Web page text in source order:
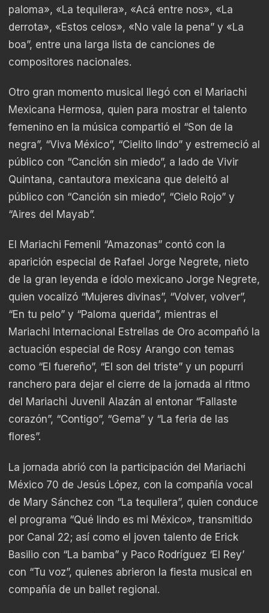
paloma», «La tequilera», «Acá entre nos», «La
derrota», «Estos celos», «No vale la pena” y «La
boa”, entre una larga lista de canciones de
compositores nacionales.
Otro gran momento musical llegó con el Mariachi
Mexicana Hermosa, quien para mostrar el talento
femenino en la música compartió el “Son de la
negra”, “Viva México”, “Cielito lindo” y estremeció al
público con “Canción sin miedo”, a lado de Vivir
Quintana, cantautora mexicana que deleitó al
público con “Canción sin miedo”, “Cielo Rojo” y
“Aires del Mayab”.
El Mariachi Femenil “Amazonas” contó con la
aparición especial de Rafael Jorge Negrete, nieto
de la gran leyenda e ídolo mexicano Jorge Negrete,
quien vocalizó “Mujeres divinas”, “Volver, volver”,
“En tu pelo” y “Paloma querida”, mientras el
Mariachi Internacional Estrellas de Oro acompañó la
actuación especial de Rosy Arango con temas
como “El fuereño”, “El son del triste” y un popurri
ranchero para dejar el cierre de la jornada al ritmo
del Mariachi Juvenil Alazán al entonar “Fallaste
corazón”, “Contigo”, “Gema” y “La feria de las
flores”.
La jornada abrió con la participación del Mariachi
México 70 de Jesús López, con la compañía vocal
de Mary Sánchez con “La tequilera”, quien conduce
el programa “Qué lindo es mi México», transmitido
por Canal 22; así como el joven talento de Erick
Basilio con “La bamba” y Paco Rodríguez ‘El Rey’
con “Tu voz”, quienes abrieron la fiesta musical en
compañía de un ballet regional.